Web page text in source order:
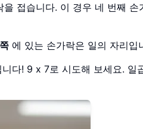
접습니다. 이 경우 네 번째 손
에 있는 손가락은 일의 자리입
다! 9 x 7로 시도해 보세요. 일